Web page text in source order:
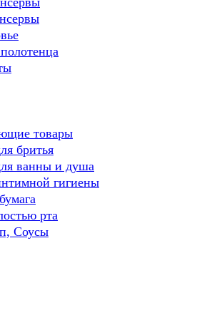
товары
бритья
ванны и душа
гигиены
рта
Соусы